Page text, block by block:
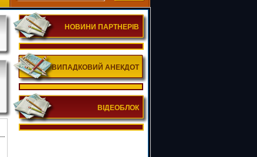
НОВИНИ ПАРТНЕРІВ
ВИПАДКОВИЙ АНЕКДОТ
ВІДЕОБЛОК